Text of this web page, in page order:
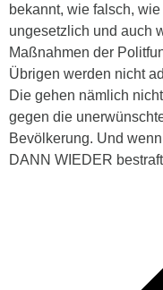
bekannt, wie falsch,
ungesetzlich und auch
Maßnahmen der
Übrigen werden nicht
Die gehen nämlich
gegen die
Bevölkerung. Und
DANN WIEDER